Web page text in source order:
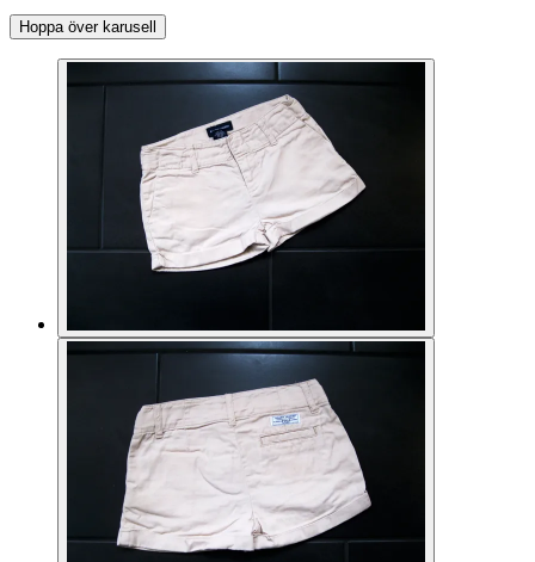
Hoppa över karusell